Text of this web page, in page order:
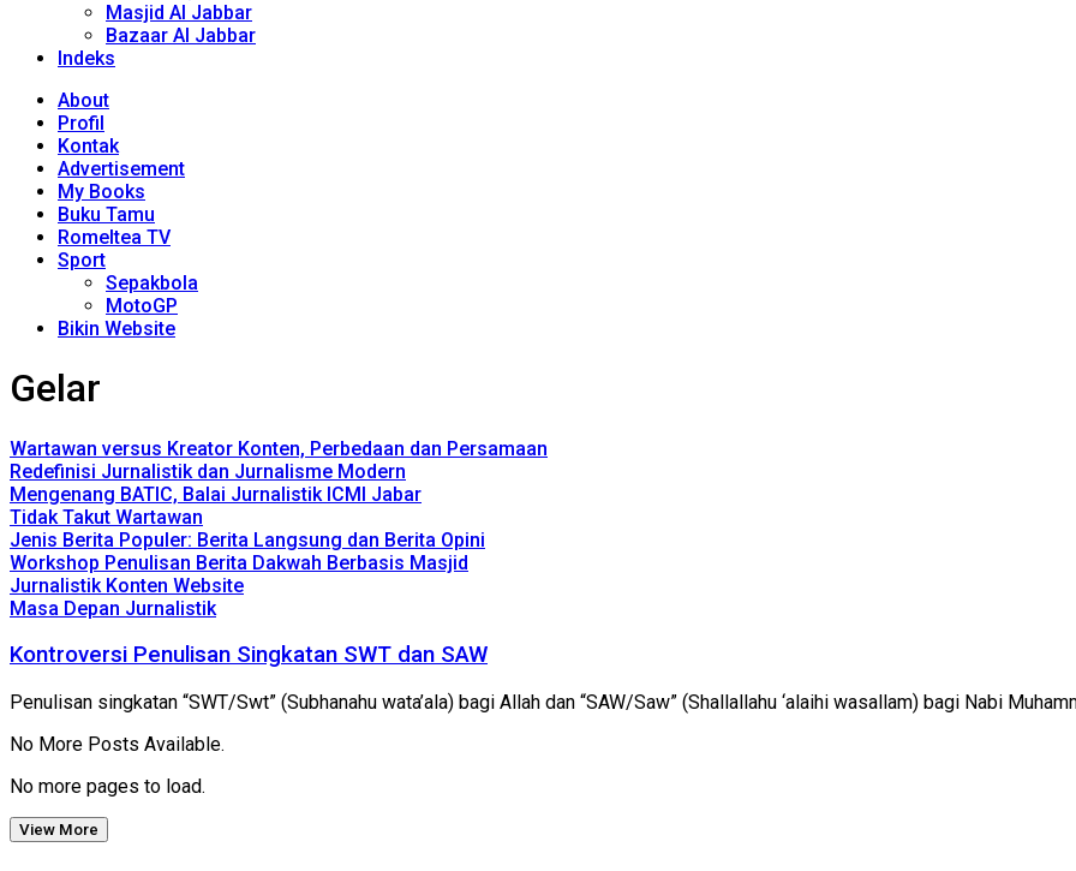
Masjid Al Jabbar
Bazaar Al Jabbar
Indeks
About
Profil
Kontak
Advertisement
My Books
Buku Tamu
Romeltea TV
Sport
Sepakbola
MotoGP
Bikin Website
Gelar
Wartawan versus Kreator Konten, Perbedaan dan Persamaan
Redefinisi Jurnalistik dan Jurnalisme Modern
Mengenang BATIC, Balai Jurnalistik ICMI Jabar
Tidak Takut Wartawan
Jenis Berita Populer: Berita Langsung dan Berita Opini
Workshop Penulisan Berita Dakwah Berbasis Masjid
Jurnalistik Konten Website
Masa Depan Jurnalistik
Kontroversi Penulisan Singkatan SWT dan SAW
Penulisan singkatan “SWT/Swt” (Subhanahu wata’ala) bagi Allah dan “SAW/Saw” (Shallallahu ‘alaihi wasallam) bagi Nabi
No More Posts Available.
No more pages to load.
View More